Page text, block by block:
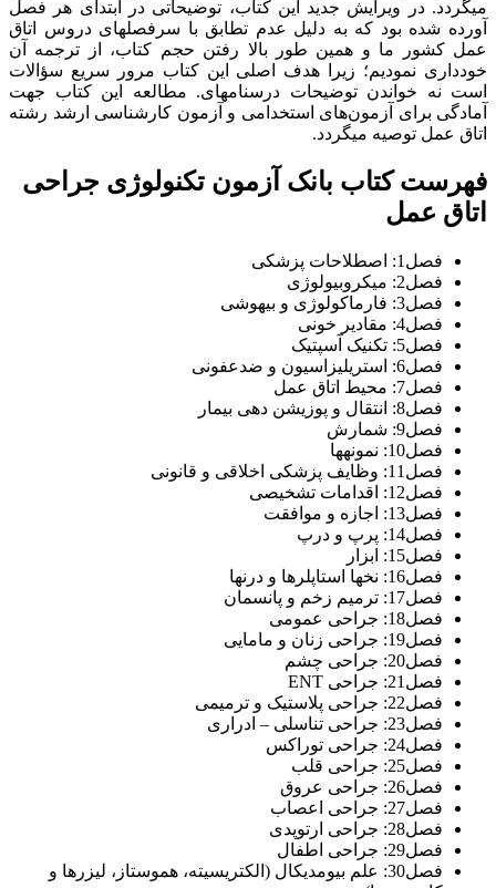
می‎گردد. در ویرایش جدید این کتاب، توضیحاتی در ابتدای هر فصل
آورده شده بود که به دلیل عدم تطابق با سرفصل‎های دروس اتاق
عمل کشور ما و همین طور بالا رفتن حجم کتاب، از ترجمه آن
خودداری نمودیم؛ زیرا هدف اصلی این کتاب مرور سریع سؤالات
است نه خواندن توضیحات درسنامه‎ای. مطالعه این کتاب جهت
آمادگی برای آزمون‌های استخدامی و آزمون کارشناسی ارشد رشته
اتاق عمل توصیه میگردد.
فهرست کتاب بانک آزمون تکنولوژی جراحی
اتاق عمل
فصل1: اصطلاحات پزشکی
فصل2: میکروبیولوژی
فصل3: فارماکولوژی و بیهوشی
فصل4: مقادیر خونی
فصل5: تکنیک آسپتیک
فصل6: استریلیزاسیون و ضدعفونی
فصل7: محیط اتاق عمل
فصل8: انتقال و پوزیشن دهی بیمار
فصل9: شمارش
فصل10: نمونه‎ها
فصل11: وظایف پزشکی اخلاقی و قانونی
فصل12: اقدامات تشخیصی
فصل13: اجازه و موافقت
فصل14: پرپ و درپ
فصل15: ابزار
فصل16: نخ‎ها استاپلرها و درن‎ها
فصل17: ترمیم زخم و پانسمان
فصل18: جراحی عمومی
فصل19: جراحی زنان و مامایی
فصل20: جراحی چشم
فصل21: جراحی ENT
فصل22: جراحی پلاستیک و ترمیمی
فصل23: جراحی تناسلی – ادراری
فصل24: جراحی توراکس
فصل25: جراحی قلب
فصل26: جراحی عروق
فصل27: جراحی اعصاب
فصل28: جراحی ارتوپدی
فصل29: جراحی اطفال
فصل30: علم بیومدیکال (الکتریسیته، هموستاز، لیزرها و